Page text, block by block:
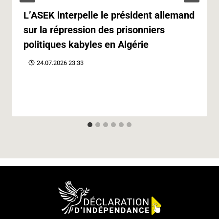
L’ASEK interpelle le président allemand
sur la répression des prisonniers
politiques kabyles en Algérie
24.07.2026 23:33